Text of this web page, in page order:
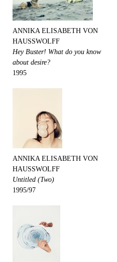
ANNIKA ELISABETH VON
HAUSSWOLFF
Hey Buster! What do you know
about desire?
1995
ANNIKA ELISABETH VON
HAUSSWOLFF
Untitled (Two)
1995/97